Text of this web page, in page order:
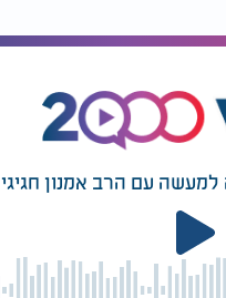
עם הרב אמנון חגיגי